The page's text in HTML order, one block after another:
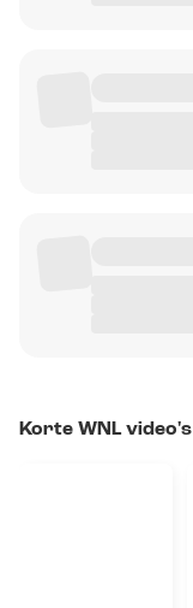
Korte WNL video's